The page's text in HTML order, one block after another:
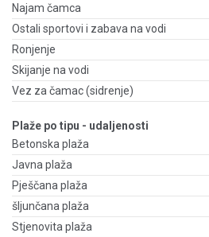
Najam čamca
Ostali sportovi i zabava na vodi
Ronjenje
Skijanje na vodi
Vez za čamac (sidrenje)
Plaže po tipu - udaljenosti
Betonska plaža
Javna plaža
Pješčana plaža
šljunčana plaža
Stjenovita plaža